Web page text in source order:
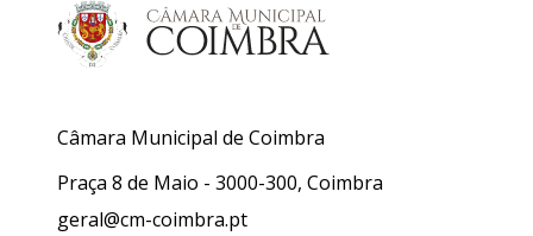
Câmara Municipal de Coimbra
Praça 8 de Maio - 3000-300, Coimbra
geral@cm-coimbra.pt